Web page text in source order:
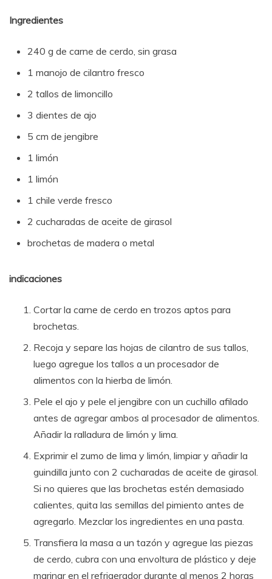
Ingredientes
240 g de carne de cerdo, sin grasa
1 manojo de cilantro fresco
2 tallos de limoncillo
3 dientes de ajo
5 cm de jengibre
1 limón
1 limón
1 chile verde fresco
2 cucharadas de aceite de girasol
brochetas de madera o metal
indicaciones
Cortar la carne de cerdo en trozos aptos para
brochetas.
Recoja y separe las hojas de cilantro de sus tallos,
luego agregue los tallos a un procesador de
alimentos con la hierba de limón.
Pele el ajo y pele el jengibre con un cuchillo afilado
antes de agregar ambos al procesador de alimentos.
Añadir la ralladura de limón y lima.
Exprimir el zumo de lima y limón, limpiar y añadir la
guindilla junto con 2 cucharadas de aceite de girasol.
Si no quieres que las brochetas estén demasiado
calientes, quita las semillas del pimiento antes de
agregarlo. Mezclar los ingredientes en una pasta.
Transfiera la masa a un tazón y agregue las piezas
de cerdo, cubra con una envoltura de plástico y deje
marinar en el refrigerador durante al menos 2 horas